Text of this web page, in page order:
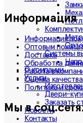
Системы
О компании
Услуги
Двери-
Заказать
Новости
Контакты
Информация
Информация
Оптовым
Доставка
Обработка
Работа в
Оценка
Политика и
Мы в